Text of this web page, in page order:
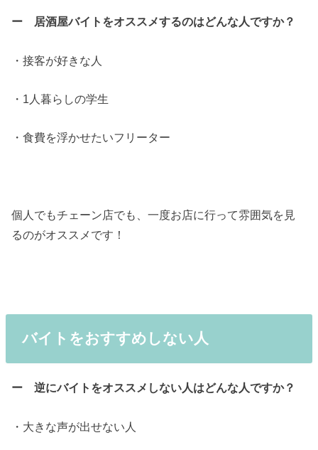
ー 居酒屋バイトをオススメするのはどんな人ですか？
・接客が好きな人
・1人暮らしの学生
・食費を浮かせたいフリーター
個人でもチェーン店でも、一度お店に行って雰囲気を見
るのがオススメです！
バイトをおすすめしない人
ー 逆にバイトをオススメしない人はどんな人ですか？
・大きな声が出せない人